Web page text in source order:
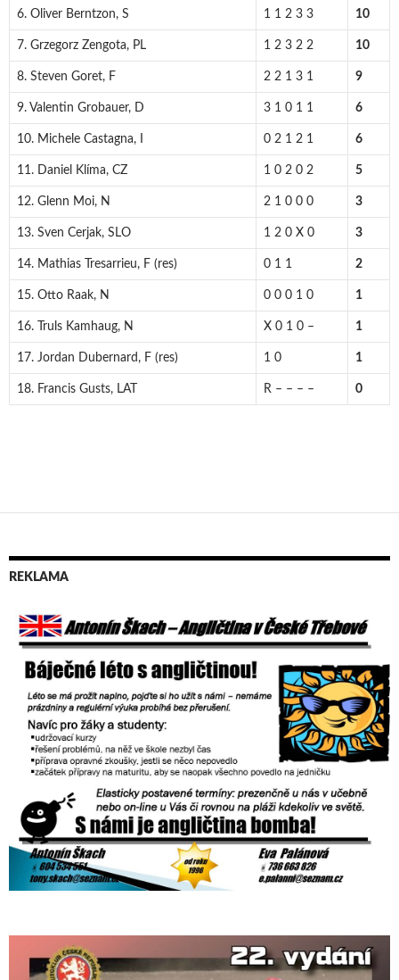
6. Oliver Berntzon, S 1 1 2 3 3 10
7. Grzegorz Zengota, PL 1 2 3 2 2 10
8. Steven Goret, F 2 2 1 3 1 9
9. Valentin Grobauer, D 3 1 0 1 1 6
10. Michele Castagna, I 0 2 1 2 1 6
11. Daniel Klíma, CZ 1 0 2 0 2 5
12. Glenn Moi, N 2 1 0 0 0 3
13. Sven Cerjak, SLO 1 2 0 X 0 3
14. Mathias Tresarrieu, F (res) 0 1 1 2
15. Otto Raak, N 0 0 0 1 0 1
16. Truls Kamhaug, N X 0 1 0 – 1
17. Jordan Dubernard, F (res) 1 0 1
18. Francis Gusts, LAT R – – – – 0
REKLAMA